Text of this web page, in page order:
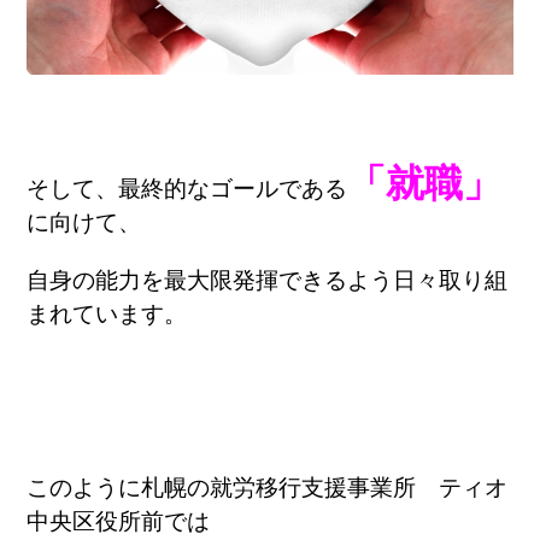
そして、最終的なゴールである 「就職」
に向けて、
自身の能力を最大限発揮できるよう日々取り組
まれています。
このように札幌の就労移行支援事業所 ティオ
中央区役所前では